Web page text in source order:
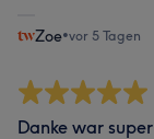
Zoe•vor 5 Tagen
Danke war super